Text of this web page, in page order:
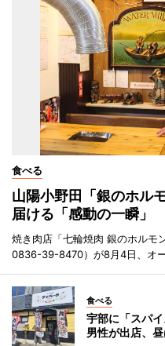
食べる
山陽小野田「銀のホ
届ける「感動の一瞬」
焼き肉店「七輪焼肉 銀のホルモ
0836-39-8470）が8月4日、オー
食べる
宇部に「スパ
男性が出店、